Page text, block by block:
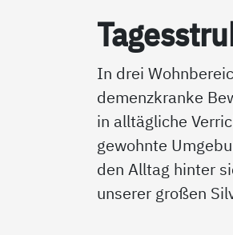
In drei
demenzkranke
in alltägliche
gewohnte
den Alltag hinter
unserer großen